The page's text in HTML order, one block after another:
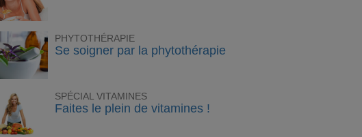
PHYTOTHÉRAPIE
Se soigner par la phytothérapie
SPÉCIAL VITAMINES
Faites le plein de vitamines !